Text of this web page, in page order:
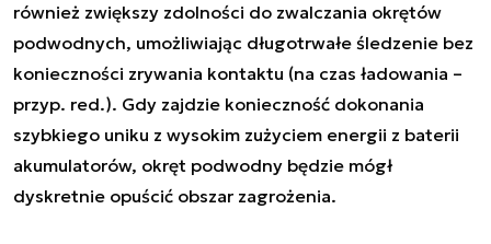
również zwiększy zdolności do zwalczania okrętów
podwodnych, umożliwiając długotrwałe śledzenie bez
konieczności zrywania kontaktu (na czas ładowania –
przyp. red.). Gdy zajdzie konieczność dokonania
szybkiego uniku z wysokim zużyciem energii z baterii
akumulatorów, okręt podwodny będzie mógł
dyskretnie opuścić obszar zagrożenia.